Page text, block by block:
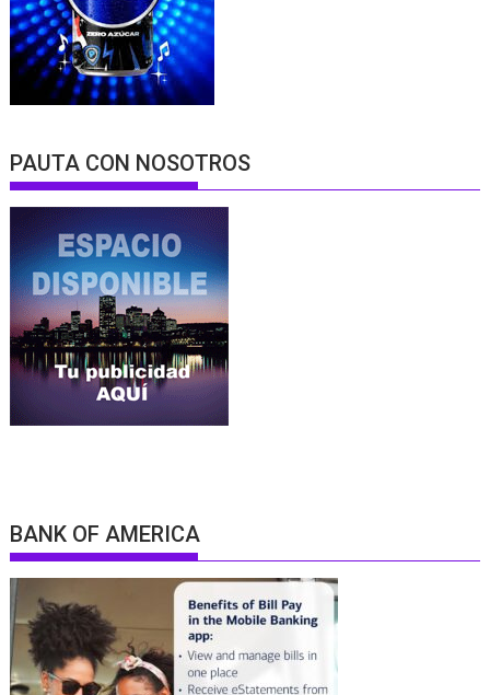
PAUTA CON NOSOTROS
BANK OF AMERICA